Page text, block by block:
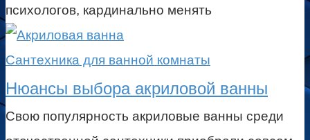
психологов, кардинально менять
Сантехника для ванной комнаты
Нюансы выбора акриловой ванны
Свою популярность акриловые ванны среди